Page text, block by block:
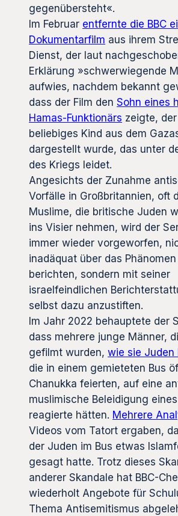
gegenübersteht«.
Im Februar entfernte die BBC
Dokumentarfilm aus ihrem
Dienst, der laut
Erklärung »schwerwiegende
aufwies, nachdem bekannt
dass der Film den Sohn eines
Hamas-Funktionärs zeigte,
beliebiges Kind aus dem
dargestellt wurde, das unter
des Kriegs leidet.
Angesichts der Zunahme
Vorfälle in Großbritannien, oft
Muslime, die britische Juden
ins Visier nehmen, wird der
immer wieder vorgeworfen,
inadäquat über das Phänomen
berichten, sondern mit seiner
israelfeindlichen
selbst dazu anzustiften.
Im Jahr 2022 behauptete der
dass mehrere junge Männer,
gefilmt wurden, wie sie Juden
die in einem gemieteten Bus
Chanukka feierten, auf eine
muslimische Beleidigung
reagierte hätten. Mehrere
Videos vom Tatort ergaben,
der Juden im Bus etwas
gesagt hatte. Trotz dieses
anderer Skandale hat BBC-
wiederholt Angebote für
Thema Antisemitismus